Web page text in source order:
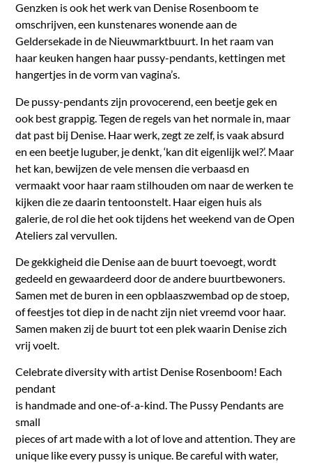
Genzken is ook het werk van Denise Rosenboom te
omschrijven, een kunstenares wonende aan de
Geldersekade in de Nieuwmarktbuurt. In het raam van
haar keuken hangen haar pussy-pendants, kettingen met
hangertjes in de vorm van vagina’s.
De pussy-pendants zijn provocerend, een beetje gek en
ook best grappig. Tegen de regels van het normale in, maar
dat past bij Denise. Haar werk, zegt ze zelf, is vaak absurd
en een beetje luguber, je denkt, ‘kan dit eigenlijk wel?’. Maar
het kan, bewijzen de vele mensen die verbaasd en
vermaakt voor haar raam stilhouden om naar de werken te
kijken die ze daarin tentoonstelt. Haar eigen huis als
galerie, de rol die het ook tijdens het weekend van de Open
Ateliers zal vervullen.
De gekkigheid die Denise aan de buurt toevoegt, wordt
gedeeld en gewaardeerd door de andere buurtbewoners.
Samen met de buren in een opblaaszwembad op de stoep,
of feestjes tot diep in de nacht zijn niet vreemd voor haar.
Samen maken zij de buurt tot een plek waarin Denise zich
vrij voelt.
Celebrate diversity with artist Denise Rosenboom! Each
pendant
is handmade and one-of-a-kind. The Pussy Pendants are
small
pieces of art made with a lot of love and attention. They are
unique like every pussy is unique. Be careful with water,